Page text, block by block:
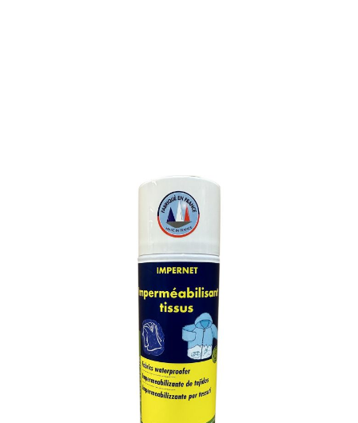
IMPERMEABILISANT
IMPERMEABILISANT TISSUS
Application facile par simple imprégnation des supports
et fibres textiles naturelles ou synthétiques. Action
rapide. Ne tache pas et ne graisse pas.
Ne modifie pratiquement pas l’aspect et la couleur des